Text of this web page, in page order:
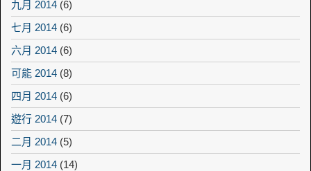
九月 2014 (6)
七月 2014 (6)
六月 2014 (6)
可能 2014 (8)
四月 2014 (6)
遊行 2014 (7)
二月 2014 (5)
一月 2014 (14)